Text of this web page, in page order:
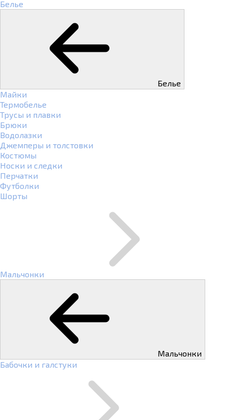
Белье
Белье
Майки
Термобелье
Трусы и плавки
Брюки
Водолазки
Джемперы и толстовки
Костюмы
Носки и следки
Перчатки
Футболки
Шорты
Мальчонки
Мальчонки
Бабочки и галстуки